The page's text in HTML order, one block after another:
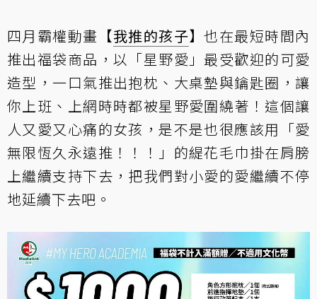
四月霸權動畫【我推的孩子】也在最短時間內
推出福袋商品，以「星野愛」最受歡迎的可愛
造型，一口氣推出抱枕、大桌墊與鑰匙圈，讓
你上班、上網時時都被星野愛圍繞著！這個讓
人又愛又心痛的女孩，是不是也很應該用「愛
無限恆久永遠推！！！」的緹花毛巾掛在肩膀
上繼續支持下去，把我們對小愛的愛繼續不停
地延續下去吧。